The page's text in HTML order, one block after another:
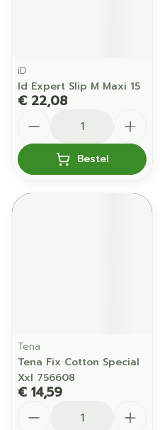
iD
Id Expert Slip M Maxi 15
€ 22,08
Bestel
Tena
Tena Fix Cotton Special
Xxl 756608
€ 14,59